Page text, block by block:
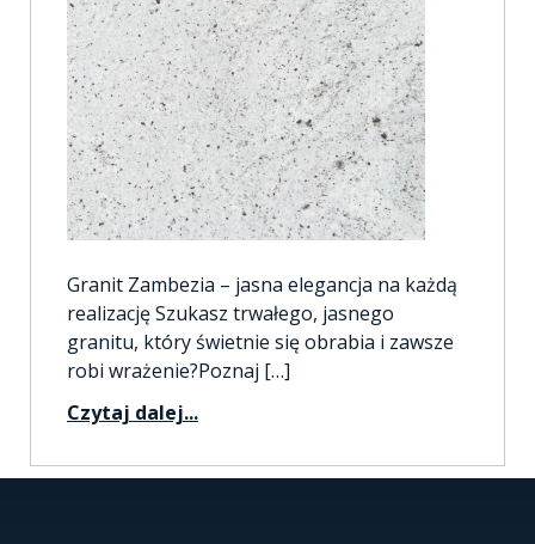
Granit Zambezia – jasna elegancja na każdą
realizację Szukasz trwałego, jasnego
granitu, który świetnie się obrabia i zawsze
robi wrażenie?Poznaj […]
Czytaj dalej...